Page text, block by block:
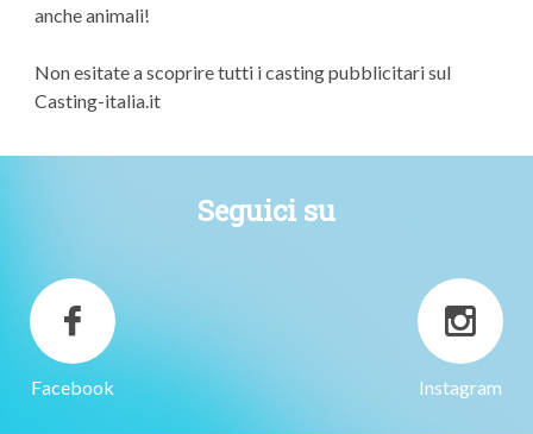
anche animali!
Non esitate a scoprire tutti i casting pubblicitari sul
Casting-italia.it
Seguici su
Facebook Instagram